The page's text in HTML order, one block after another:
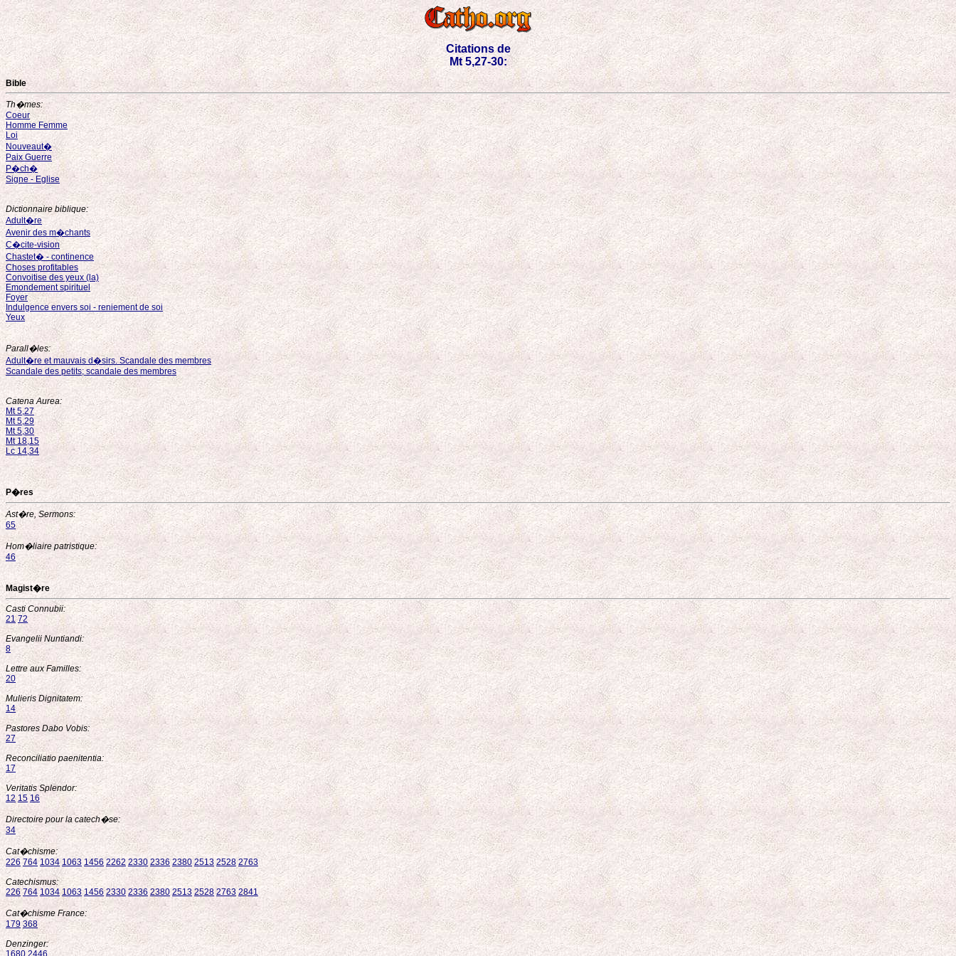
Citations de
Mt 5,27-30:
Bible
Th�mes:
Coeur
Homme Femme
Loi
Nouveaut�
Paix Guerre
P�ch�
Signe - Eglise
Dictionnaire biblique:
Adult�re
Avenir des m�chants
C�cite-vision
Chastet� - continence
Choses profitables
Convoitise des yeux (la)
Emondement spirituel
Foyer
Indulgence envers soi - reniement de soi
Yeux
Parall�les:
Adult�re et mauvais d�sirs. Scandale des membres
Scandale des petits; scandale des membres
Catena Aurea:
Mt 5,27
Mt 5,29
Mt 5,30
Mt 18,15
Lc 14,34
P�res
Ast�re, Sermons:
65
Hom�liaire patristique:
46
Magist�re
Casti Connubii:
21 72
Evangelii Nuntiandi:
8
Lettre aux Familles:
20
Mulieris Dignitatem:
14
Pastores Dabo Vobis:
27
Reconciliatio paenitentia:
17
Veritatis Splendor:
12 15 16
Directoire pour la catech�se:
34
Cat�chisme:
226 764 1034 1063 1456 2262 2330 2336 2380 2513 2528 2763
Catechismus:
226 764 1034 1063 1456 2330 2336 2380 2513 2528 2763 2841
Cat�chisme France:
179 368
Denzinger:
1680 2446